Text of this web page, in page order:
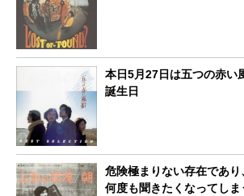
本日5月27日は五つの赤い
誕生日
危険極まりない存在であ
何度も聞きたくなってし